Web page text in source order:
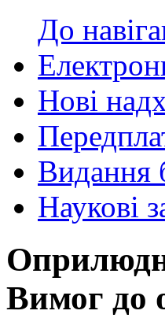
До
Нові
Видання
Наукові
Вимог до